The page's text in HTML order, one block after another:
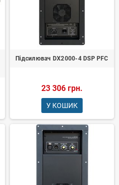
Підсилювач DX2000-4 DSP PFC
23 306 грн.
У КОШИК